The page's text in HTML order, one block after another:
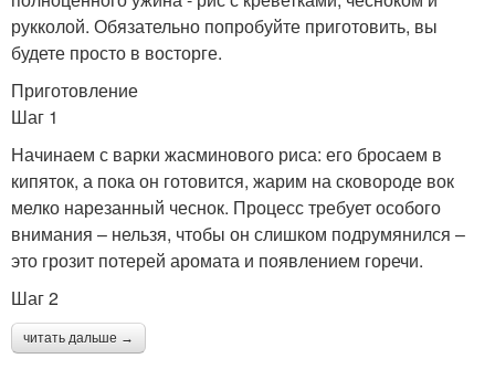
рукколой. Обязательно попробуйте приготовить, вы
будете просто в восторге.
Приготовление
Шаг 1
Начинаем с варки жасминового риса: его бросаем в
кипяток, а пока он готовится, жарим на сковороде вок
мелко нарезанный чеснок. Процесс требует особого
внимания – нельзя, чтобы он слишком подрумянился –
это грозит потерей аромата и появлением горечи.
Шаг 2
читать дальше →